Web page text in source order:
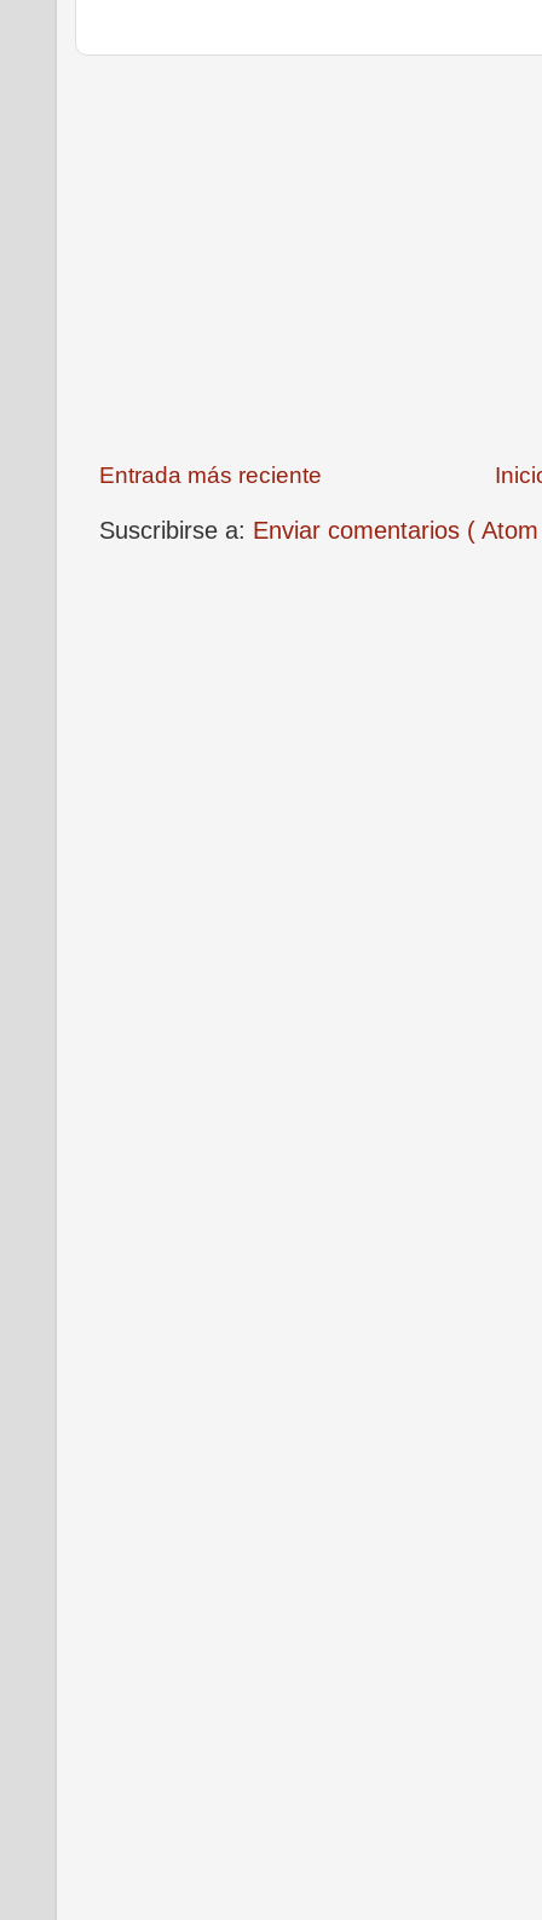
Entrada más reciente
Suscribirse a: Enviar comentarios (